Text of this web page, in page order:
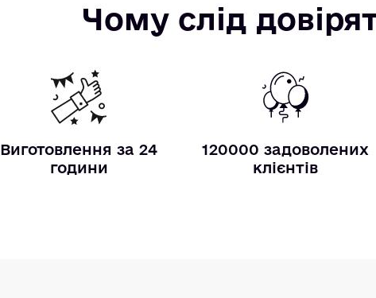
Чому слід
Виготовлення за 24
години
120000 задоволених
клієнтів